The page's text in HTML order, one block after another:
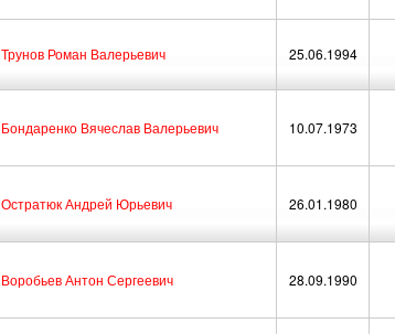
Трунов Роман Валерьевич 25.06.1994
Бондаренко Вячеслав Валерьевич 10.07.1973
Остратюк Андрей Юрьевич 26.01.1980
Воробьев Антон Сергеевич 28.09.1990